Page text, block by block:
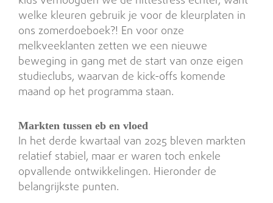
welke kleuren gebruik je voor de kleurplaten in
ons zomerdoeboek?! En voor onze
melkveeklanten zetten we een nieuwe
beweging in gang met de start van onze eigen
studieclubs, waarvan de kick-offs komende
maand op het programma staan.
Markten tussen eb en vloed
In het derde kwartaal van 2025 bleven markten
relatief stabiel, maar er waren toch enkele
opvallende ontwikkelingen. Hieronder de
belangrijkste punten.